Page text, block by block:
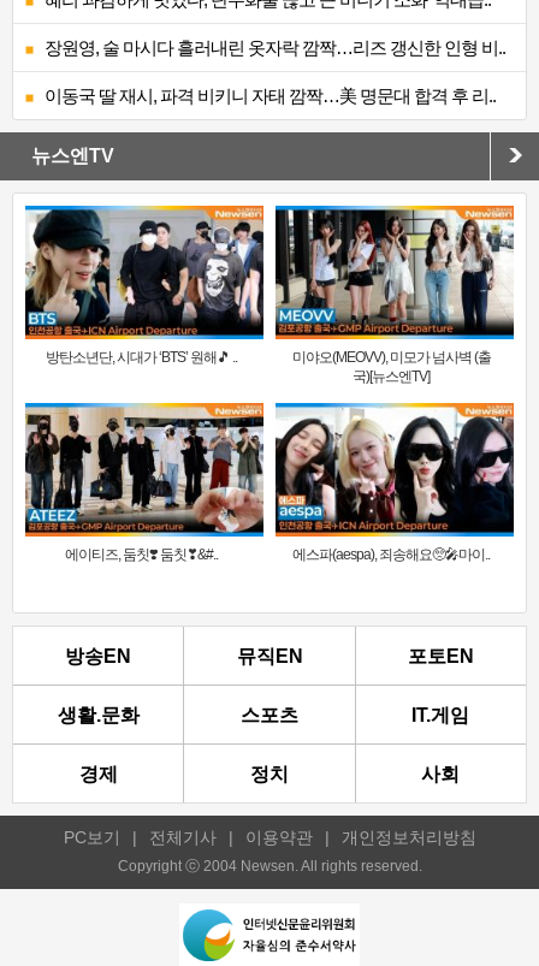
장원영, 술 마시다 흘러내린 옷자락 깜짝…리즈 갱신한 인형 비..
이동국 딸 재시, 파격 비키니 자태 깜짝…美 명문대 합격 후 리..
뉴스엔TV
방탄소년단, 시대가 ‘BTS’ 원해🎵 ..
미야오(MEOVV), 미모가 넘사벽 (출
국)[뉴스엔TV]
에이티즈, 둠칫❣️ 둠칫❣&#.. 에스파(aespa), 죄송해요🥺🎤마이..
방송EN 뮤직EN 포토EN
생활.문화 스포츠 IT.게임
경제 정치 사회
PC보기 | 전체기사 | 이용약관 | 개인정보처리방침
Copyright ⓒ 2004 Newsen. All rights reserved.